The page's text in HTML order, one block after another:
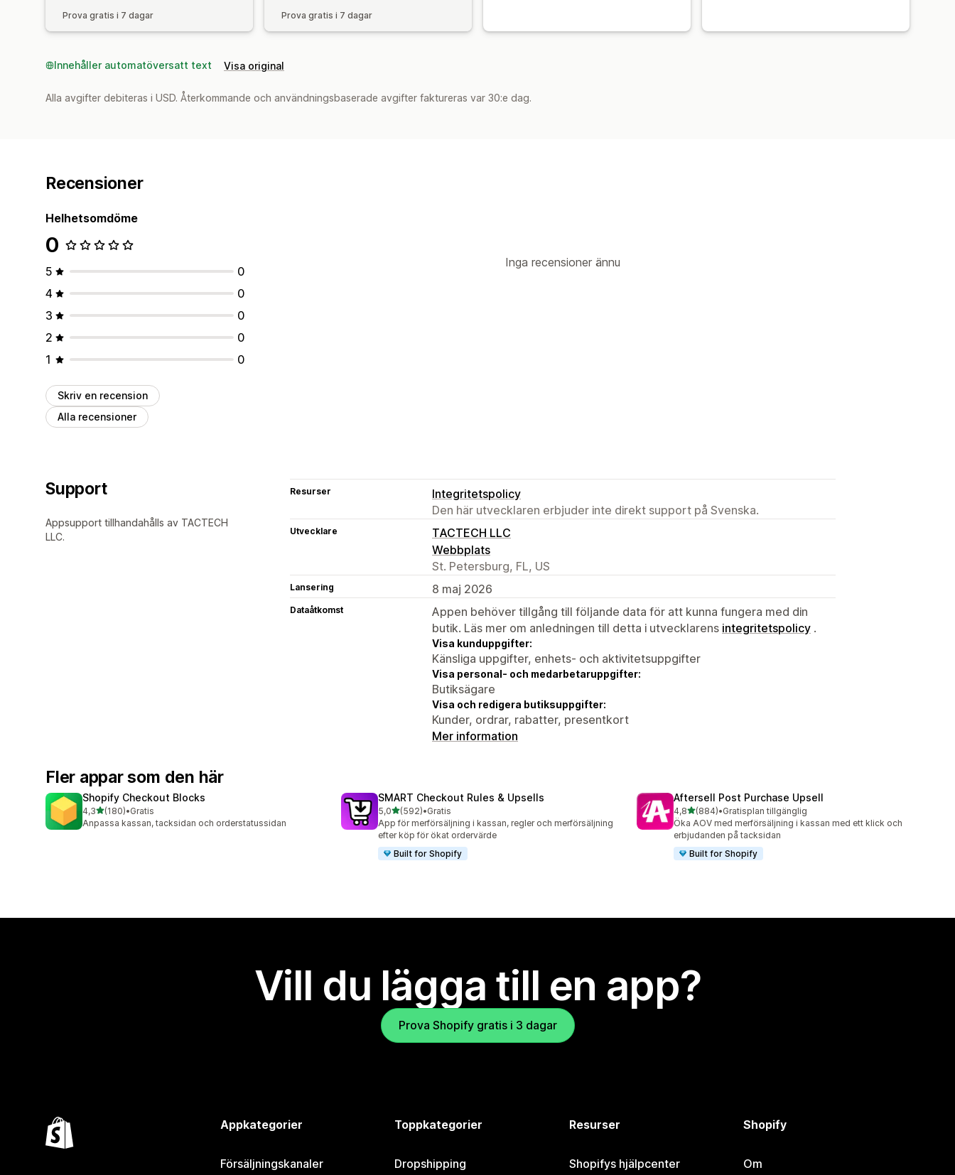
Prova gratis i 7 dagar Prova gratis i 7 dagar
Innehåller automatöversatt text Visa original
Alla avgifter debiteras i USD. Återkommande och användningsbaserade avgifter faktureras var 30:e dag.
Recensioner
Helhetsomdöme
0
5
0
4
0
3
0
2
0
1
0
Skriv en recension
Alla recensioner
Inga recensioner ännu
Support
Appsupport tillhandahålls av TACTECH
LLC.
Resurser
Integritetspolicy
Den här utvecklaren erbjuder inte direkt support på Svenska.
Utvecklare
TACTECH LLC
Webbplats
St. Petersburg, FL, US
Lansering 8 maj 2026
Dataåtkomst
Appen behöver tillgång till följande data för att kunna fungera med din
butik. Läs mer om anledningen till detta i utvecklarens integritetspolicy .
Visa kunduppgifter:
Känsliga uppgifter, enhets- och aktivitetsuppgifter
Visa personal- och medarbetaruppgifter:
Butiksägare
Visa och redigera butiksuppgifter:
Kunder, ordrar, rabatter, presentkort
Mer information
Fler appar som den här
Shopify Checkout Blocks
4,3av 5 stjärnor
(180)
180 recensioner totalt
•Gratis
Anpassa kassan, tacksidan och orderstatussidan
SMART Checkout Rules & Upsells
5,0av 5 stjärnor
(592)
592 recensioner totalt
•Gratis
App för merförsäljning i kassan, regler och merförsäljning
efter köp för ökat ordervärde
Built for Shopify
Aftersell Post Purchase Upsell
4,8av 5 stjärnor
(884)
884 recensioner totalt
•Gratisplan tillgänglig
Öka AOV med merförsäljning i kassan med ett klick och
erbjudanden på tacksidan
Built for Shopify
Vill du lägga till en app?
Prova Shopify gratis i 3 dagar
Appkategorier
Försäljningskanaler
Toppkategorier
Dropshipping
Resurser
Shopifys hjälpcenter
Shopify
Om